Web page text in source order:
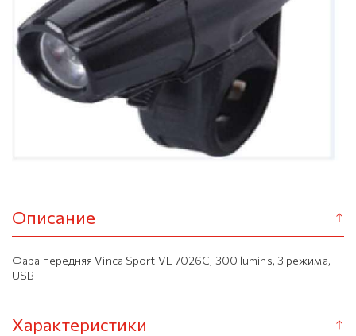
Описание
Фара передняя Vinca Sport VL 7026C, 300 lumins, 3 режима,
USB
Характеристики